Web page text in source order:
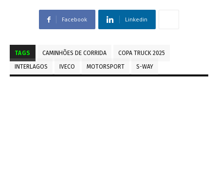
Facebook Linkedin
TAGS CAMINHÕES DE CORRIDA
COPA TRUCK 2025
INTERLAGOS
IVECO MOTORSPORT S-WAY